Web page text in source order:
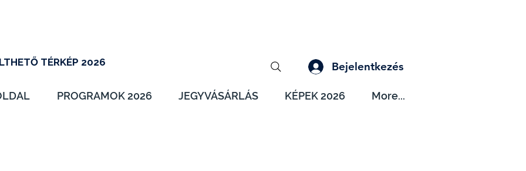
Bejelentkezés
TÉRKÉP 2026
PROGRAMOK 2026 JEGYVÁSÁRLÁS KÉPEK 2026 More...